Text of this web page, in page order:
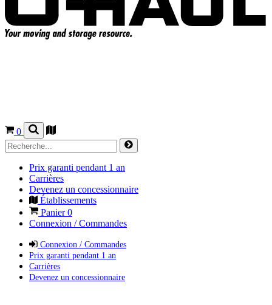
0
Prix garanti pendant 1 an
Carrières
Devenez un concessionnaire
Établissements
Panier0
Connexion / Commandes
Connexion / Commandes
Prix garanti pendant 1 an
Carrières
Devenez un concessionnaire